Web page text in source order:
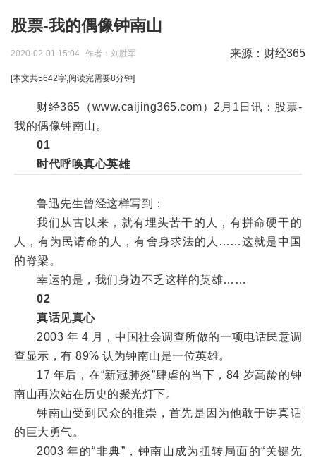
股票-我的偶像钟南山
2020-02-01 15:04 作者：刘胜军 来源：财经365
[本文共5642字,阅读完需要8分钟]
财经365（www.caijing365.com）2月1日讯： 股票-
我的偶像钟南山。
01
时代呼唤真心英雄
鲁迅先生曾经这样写到：
我们从古以来，就有埋头苦干的人，有拼命硬干的
人，有为民请命的人，有舍身求法的人……这就是中国
的脊梁。
幸运的是，我们身边不乏这样的英雄……
02
真话见真心
2003 年 4 月，中国社会调查所做的一项电话民意调
查显示，有 89% 认为钟南山是一位英雄。
17 年后，在“新冠肺炎”肆虐的当下，84 岁高龄的钟
南山再次站在历史的聚光灯下。
钟南山受到民众的推崇，首先是因为他敢于讲真话
的巨大勇气。
2003 年的“非典”，钟南山成为扭转局面的“关键先